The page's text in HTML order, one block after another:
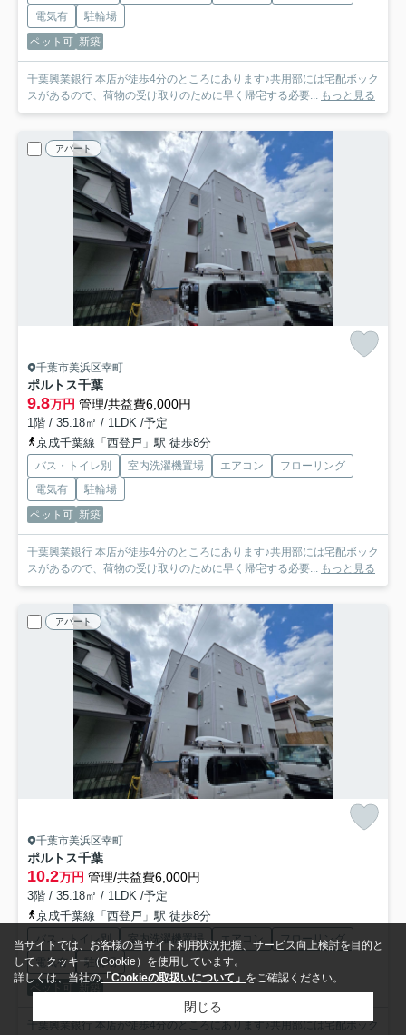
電気有
駐輪場
ペット可 新築
千葉興業銀行 本店が徒歩4分のところにあります♪共用部には宅配ボック
スがあるので、荷物の受け取りのために早く帰宅する必要...
もっと見る
アパート
千葉市美浜区幸町
ポルトス千葉
9.8万円 管理/共益費6,000円
1階 / 35.18㎡ / 1LDK /予定
京成千葉線「西登戸」駅 徒歩8分
バス・トイレ別 室内洗濯機置場 エアコン
フローリング
電気有
駐輪場
ペット可 新築
千葉興業銀行 本店が徒歩4分のところにあります♪共用部には宅配ボック
スがあるので、荷物の受け取りのために早く帰宅する必要... もっと見る
アパート
千葉市美浜区幸町
ポルトス千葉
10.2万円 管理/共益費6,000円
3階 / 35.18㎡ / 1LDK /予定
京成千葉線「西登戸」駅 徒歩8分
バス・トイレ別 室内洗濯機置場 エアコン
フローリング
電気有
駐輪場
ペット可
新築
千葉興業銀行 本店が徒歩4分のところにあります♪共用部には宅配ボック
当サイトでは、お客様の当サイト利用状況把握、サービス向上検討を目的と
して、クッキー（Cookie）を使用しています。
詳しくは、当社の「Cookieの取扱いについて」 をご確認ください。
閉じる